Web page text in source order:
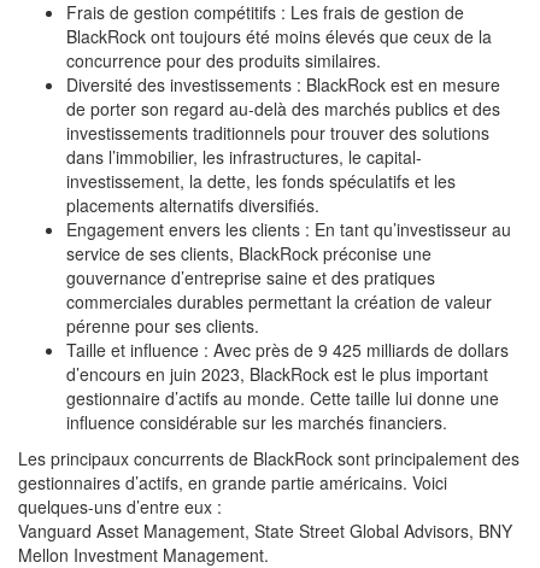
Frais de gestion compétitifs : Les frais de gestion de
BlackRock ont toujours été moins élevés que ceux de la
concurrence pour des produits similaires.
Diversité des investissements : BlackRock est en mesure
de porter son regard au-delà des marchés publics et des
investissements traditionnels pour trouver des solutions
dans l’immobilier, les infrastructures, le capital-
investissement, la dette, les fonds spéculatifs et les
placements alternatifs diversifiés.
Engagement envers les clients : En tant qu’investisseur au
service de ses clients, BlackRock préconise une
gouvernance d’entreprise saine et des pratiques
commerciales durables permettant la création de valeur
pérenne pour ses clients.
Taille et influence : Avec près de 9 425 milliards de dollars
d’encours en juin 2023, BlackRock est le plus important
gestionnaire d’actifs au monde. Cette taille lui donne une
influence considérable sur les marchés financiers.
Les principaux concurrents de BlackRock sont principalement des
gestionnaires d’actifs, en grande partie américains. Voici
quelques-uns d’entre eux :
Vanguard Asset Management, State Street Global Advisors, BNY
Mellon Investment Management.